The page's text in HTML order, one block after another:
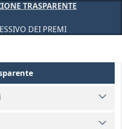
TRASPARENTE
DEI PREMI